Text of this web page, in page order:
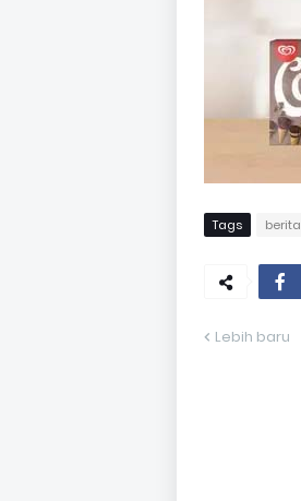
Tags berita
Lebih baru